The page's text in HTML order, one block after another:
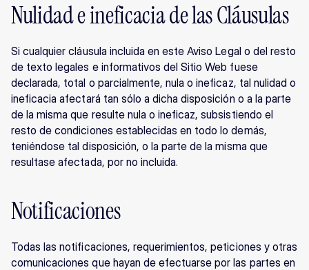
Nulidad e ineficacia de las Cláusulas
Si cualquier cláusula incluida en este Aviso Legal o del resto
de texto legales e informativos del Sitio Web fuese
declarada, total o parcialmente, nula o ineficaz, tal nulidad o
ineficacia afectará tan sólo a dicha disposición o a la parte
de la misma que resulte nula o ineficaz, subsistiendo el
resto de condiciones establecidas en todo lo demás,
teniéndose tal disposición, o la parte de la misma que
resultase afectada, por no incluida.
Notificaciones
Todas las notificaciones, requerimientos, peticiones y otras
comunicaciones que hayan de efectuarse por las partes en